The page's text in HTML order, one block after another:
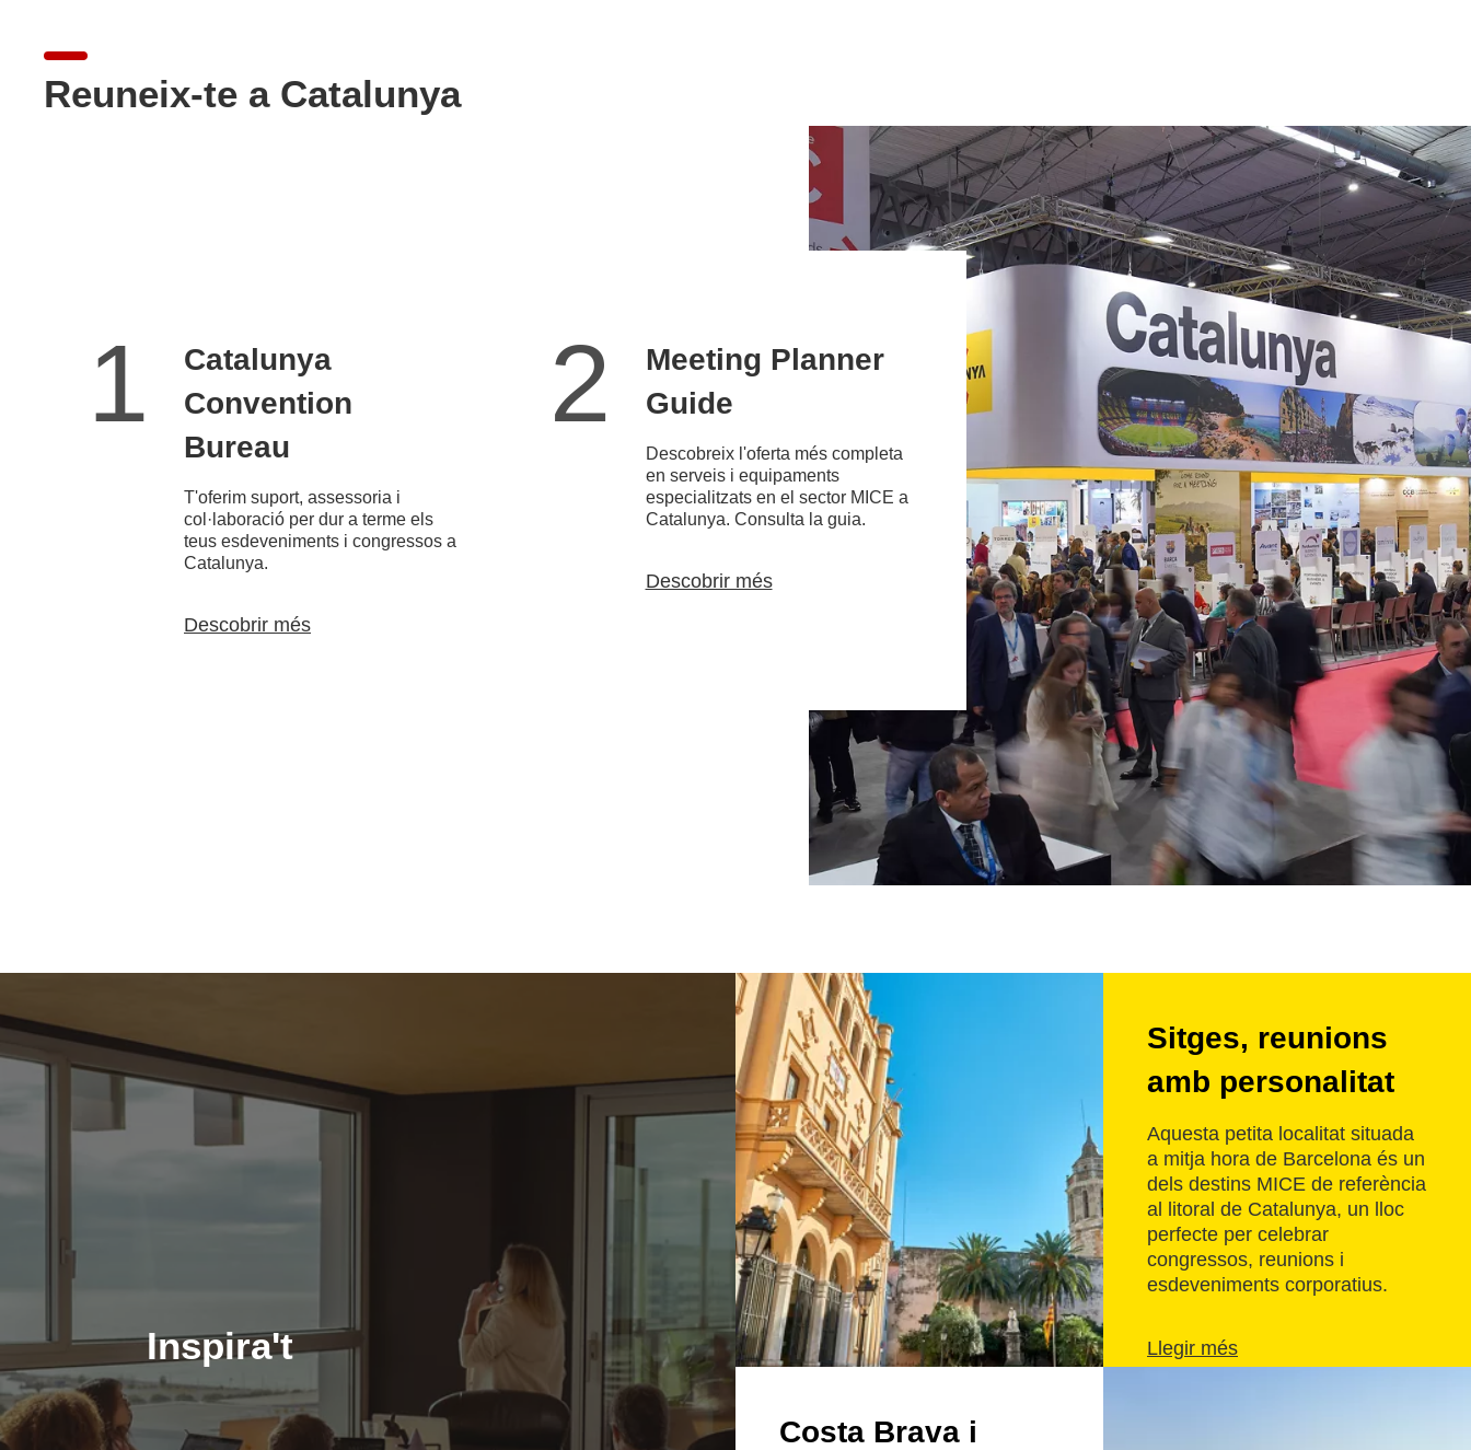
Reuneix-te a Catalunya
1
Catalunya
Convention
Bureau
T'oferim suport, assessoria i
col·laboració per dur a terme els
teus esdeveniments i congressos a
Catalunya.
Descobrir més
2
Meeting Planner
Guide
Descobreix l'oferta més completa
en serveis i equipaments
especialitzats en el sector MICE a
Catalunya. Consulta la guia.
Descobrir més
Inspira't
Sitges, reunions
amb personalitat
Aquesta petita localitat situada
a mitja hora de Barcelona és un
dels destins MICE de referència
al litoral de Catalunya, un lloc
perfecte per celebrar
congressos, reunions i
esdeveniments corporatius.
Llegir més
Costa Brava i